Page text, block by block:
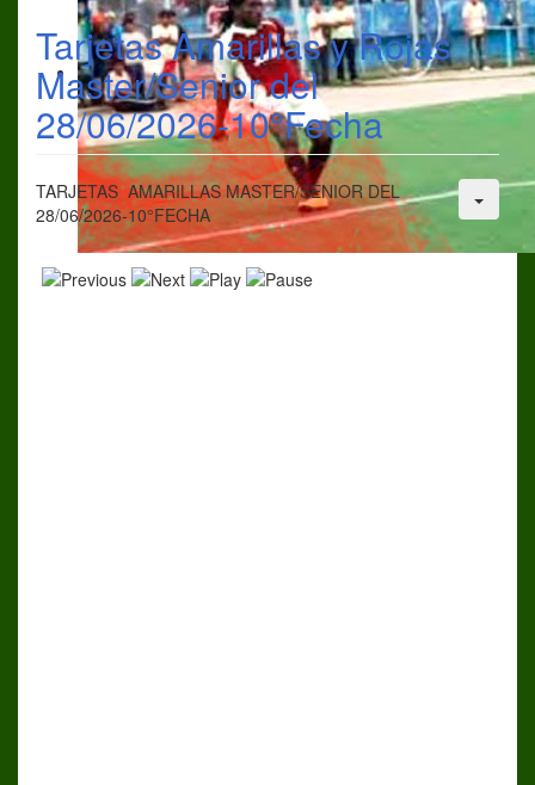
Tarjetas Amarillas y Rojas
Master/Senior del
28/06/2026-10°Fecha
TARJETAS AMARILLAS MASTER/SENIOR DEL
28/06/2026-10°FECHA